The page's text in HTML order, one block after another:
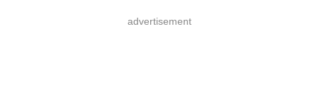
advertisement